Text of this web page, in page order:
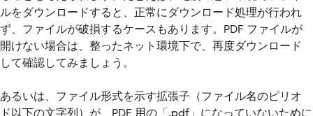
ルをダウンロードすると、正常にダウンロード処理が行われ
ず、ファイルが破損するケースもあります。PDF ファイルが
開けない場合は、整ったネット環境下で、再度ダウンロード
して確認してみましょう。
あるいは、ファイル形式を示す拡張子（ファイル名のピリオ